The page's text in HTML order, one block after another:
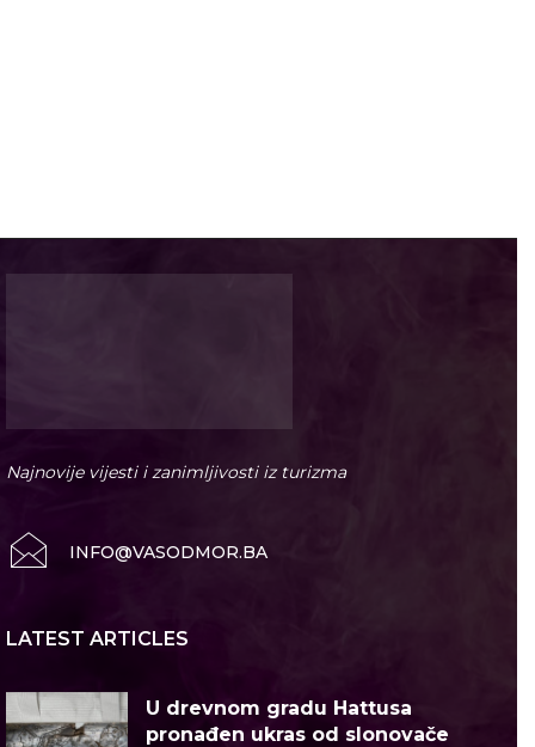
Najnovije vijesti i zanimljivosti iz turizma
INFO@VASODMOR.BA
LATEST ARTICLES
U drevnom gradu Hattusa
pronađen ukras od slonovače